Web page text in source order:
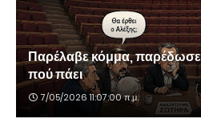
Παρέλαβε κόμμα, παρέδωσε
πού πάει
7/05/2026 11:07:00 π.μ.